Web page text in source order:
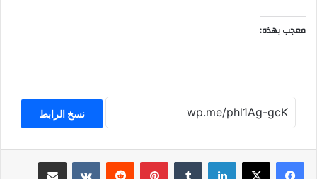
معجب بهذه:
نسخ الرابط
لينكدإن بينتيريست مشاركة عبر البريد